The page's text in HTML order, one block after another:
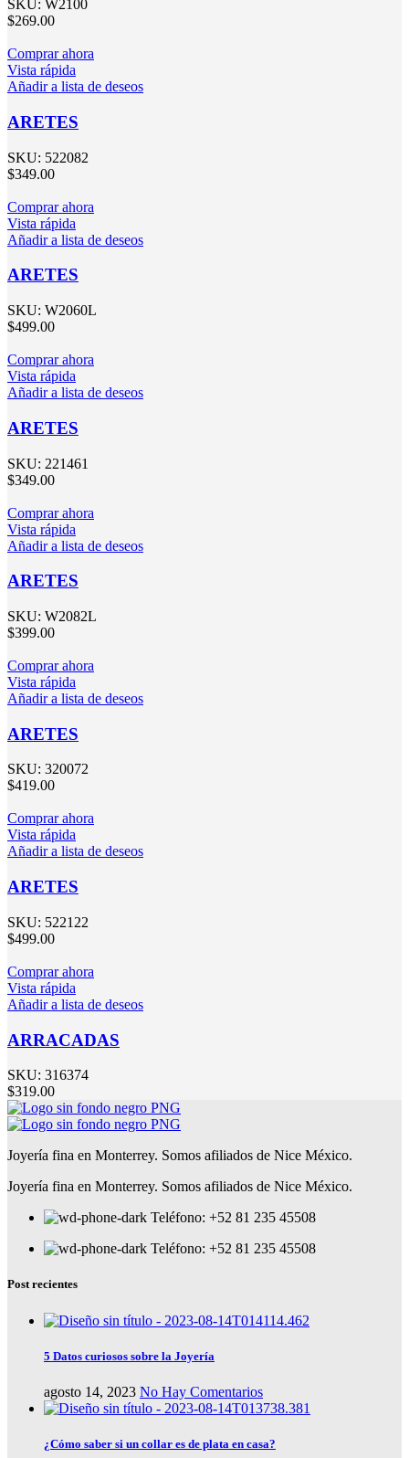
SKU: W2100
$269.00
Comprar ahora
Vista rápida
Añadir a lista de deseos
ARETES
SKU: 522082
$349.00
Comprar ahora
Vista rápida
Añadir a lista de deseos
ARETES
SKU: W2060L
$499.00
Comprar ahora
Vista rápida
Añadir a lista de deseos
ARETES
SKU: 221461
$349.00
Comprar ahora
Vista rápida
Añadir a lista de deseos
ARETES
SKU: W2082L
$399.00
Comprar ahora
Vista rápida
Añadir a lista de deseos
ARETES
SKU: 320072
$419.00
Comprar ahora
Vista rápida
Añadir a lista de deseos
ARETES
SKU: 522122
$499.00
Comprar ahora
Vista rápida
Añadir a lista de deseos
ARRACADAS
SKU: 316374
$319.00
Joyería fina en Monterrey. Somos afiliados de Nice México.
Joyería fina en Monterrey. Somos afiliados de Nice México.
Teléfono: +52 81 235 45508
Teléfono: +52 81 235 45508
Post recientes
5 Datos curiosos sobre la Joyería
agosto 14, 2023 No Hay Comentarios
¿Cómo saber si un collar es de plata en casa?